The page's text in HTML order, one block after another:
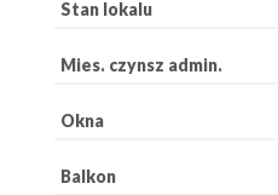
Stan lokalu
Mies. czynsz admin.
Okna
Balkon